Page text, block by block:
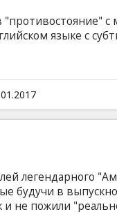
"противостояние"
языке с
легендарного
будучи в
и не пожили